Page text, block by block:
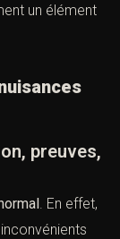
un élément
preuves,
. En effet,